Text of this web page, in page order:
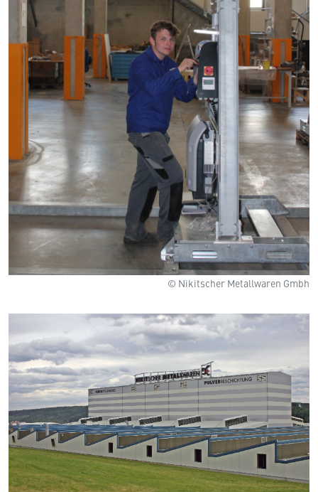
© Nikitscher Metallwaren Gmbh